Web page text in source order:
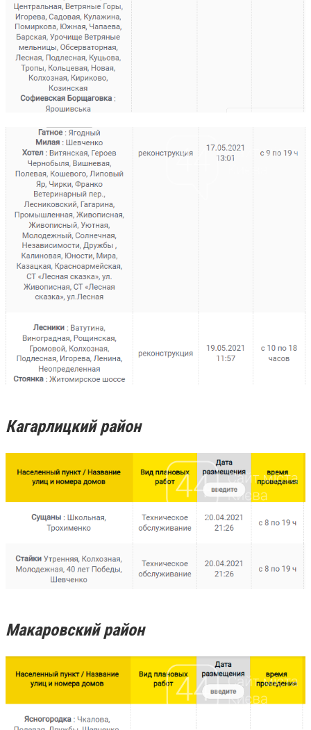
Кагарлицкий район
Макаровский район